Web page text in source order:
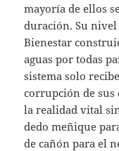
mayoría de ellos
duración. Su nivel
Bienestar
aguas por todas
sistema solo
corrupción de sus
la realidad vital
dedo meñique
de cañón para el